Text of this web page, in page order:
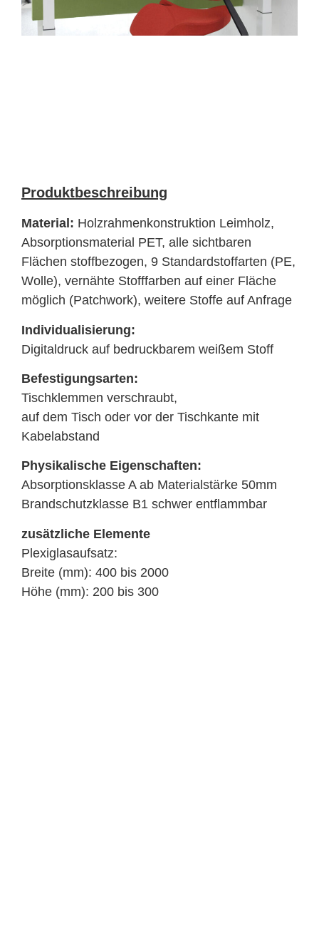
Produktbeschreibung
Material: Holzrahmenkonstruktion Leimholz,
Absorptionsmaterial PET, alle sichtbaren
Flächen stoffbezogen, 9 Standardstoffarten (PE,
Wolle), vernähte Stofffarben auf einer Fläche
möglich (Patchwork), weitere Stoffe auf Anfrage
Individualisierung:
Digitaldruck auf bedruckbarem weißem Stoff
Befestigungsarten:
Tischklemmen verschraubt,
auf dem Tisch oder vor der Tischkante mit
Kabelabstand
Physikalische Eigenschaften:
Absorptionsklasse A ab Materialstärke 50mm
Brandschutzklasse B1 schwer entflammbar
zusätzliche Elemente
Plexiglasaufsatz:
Breite (mm): 400 bis 2000
Höhe (mm): 200 bis 300